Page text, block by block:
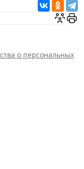
о персональных